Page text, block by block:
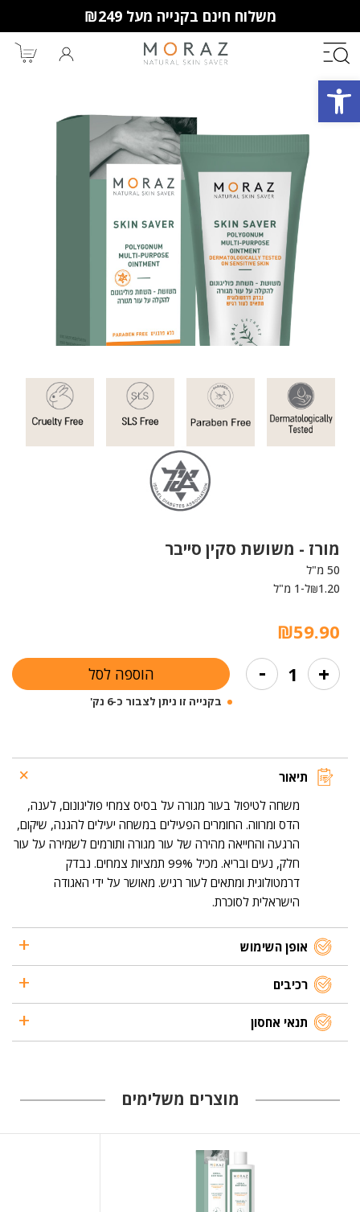
משלוח חינם בקנייה מעל ₪249
10% הנחה לקנייה ראשונה
מבצעים שווים
וצבירת נקודות למימוש בקניות
הבאות.
מורז - משושת סקין סייבר
50 מ"ל
₪1.20 ל-1 מ"ל
₪59.90
+
של
- הוספה לסל
בקנייה זו ניתן לצבור כ-6 נק'
תיאור
משחה לטיפול בעור מגורה על בסיס צמחי פוליגונום, לענה,
הדס ומרווה. החומרים הפעילים במשחה יעילים להגנה, שיקום,
הרגעה והחייאה מהירה של עור מגורה ותורמים לשמירה על עור
חלק, נעים ובריא. מכיל 99% תמציות צמחים. נבדק
דרמטולוגית ומתאים לעור רגיש. מאושר על ידי האגודה
הישראלית לסוכרת.
אופן השימוש
רכיבים
תנאי אחסון
מוצרים משלימים
פתח סרגל נגישות